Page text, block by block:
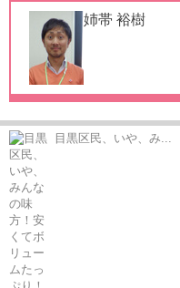
姉帯 裕樹
目黒区民、いや、み...